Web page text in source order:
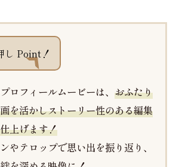
し Point！
ロフィールムービーは、 おふたり
を活かしストーリー性のある編集
上げます！
やテロップで思い出を振り返り、